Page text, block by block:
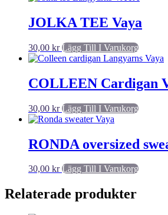
JOLKA TEE Vaya
30,00 kr Lägg Till I Varukorg
COLLEEN Cardigan
30,00 kr Lägg Till I Varukorg
RONDA oversized
30,00 kr Lägg Till I Varukorg
Relaterade produkter